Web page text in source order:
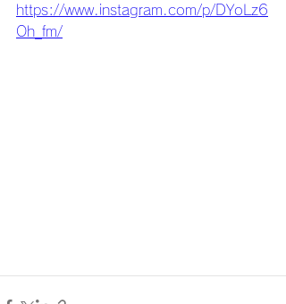
https://www.instagram.com/p/DYoLz6
Oh_fm/